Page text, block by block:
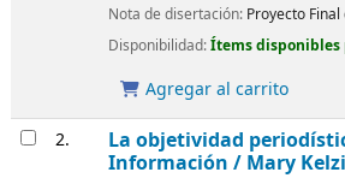
Nota de disertación: Proyecto
Disponibilidad:Ítems disponibles
Agregar al carrito
2.
La objetividad
Información / Mary